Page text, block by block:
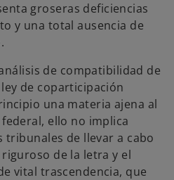
groseras deficiencias
y una total ausencia de
de compatibilidad de
de coparticipación
una materia ajena al
ello no implica
tribunales de llevar a cabo
de la letra y el
vital trascendencia, que